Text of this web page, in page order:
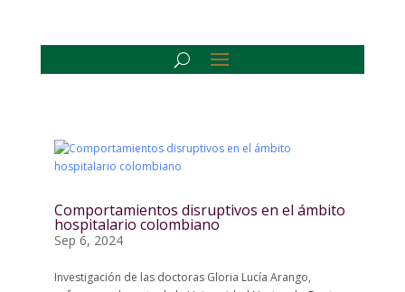
Comportamientos disruptivos en el ámbito
hospitalario colombiano
Sep 6, 2024
Investigación de las doctoras Gloria Lucía Arango,